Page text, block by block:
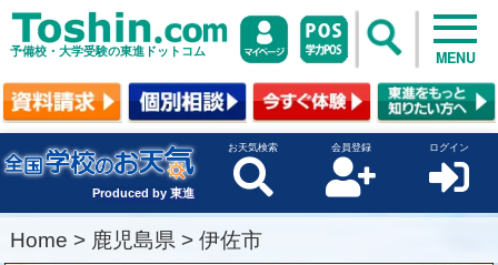
予備校・大学受験の東進ドットコム MENU
Produced by 東進
お天気検索 会員登録 ログイン
Home > 鹿児島県 > 伊佐市